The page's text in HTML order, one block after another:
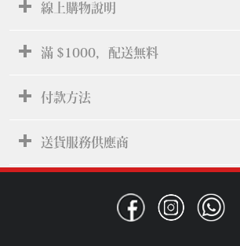
線上購物說明
滿 $1000，配送無料
付款方法
送貨服務供應商